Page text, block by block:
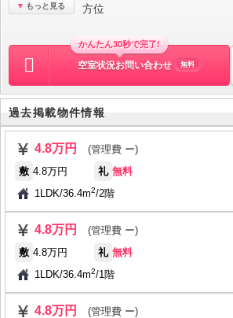
もっと見る 方位
かんたん30秒で完了!
空室状況お問い合わせ 無料
過去掲載物件情報
4.8万円
(管理費 ー)
敷 4.8万円 礼 無料
1LDK/36.4m2/2階
4.8万円
(管理費 ー)
敷 4.8万円 礼 無料
1LDK/36.4m2/1階
4.8万円
(管理費 ー)